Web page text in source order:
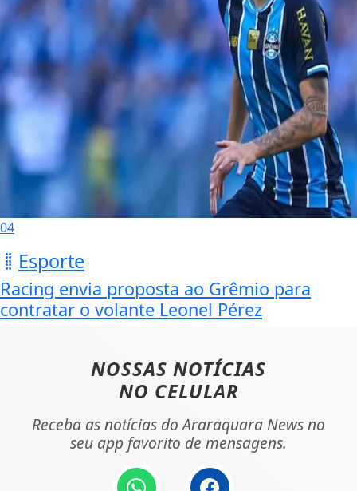
04
Esporte
Racing envia proposta ao Grêmio para
contratar o volante Leonel Pérez
NOSSAS NOTÍCIAS
NO CELULAR
Receba as notícias do Araraquara News no
seu app favorito de mensagens.